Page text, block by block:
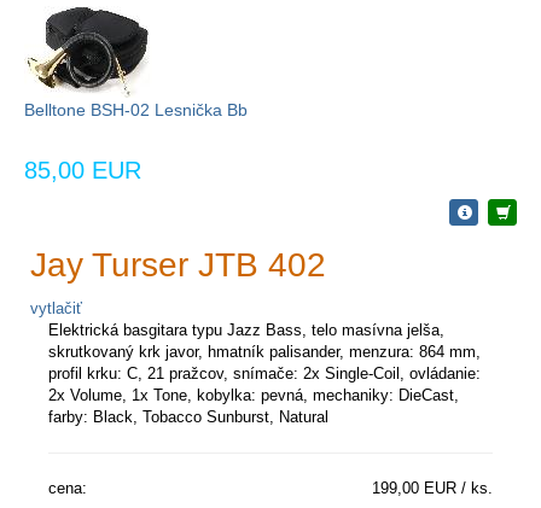
Belltone BSH-02 Lesnička Bb
85,00 EUR
Jay Turser JTB 402
vytlačiť
Elektrická basgitara typu Jazz Bass, telo masívna jelša,
skrutkovaný krk javor, hmatník palisander, menzura: 864 mm,
profil krku: C, 21 pražcov, snímače: 2x Single-Coil, ovládanie:
2x Volume, 1x Tone, kobylka: pevná, mechaniky: DieCast,
farby: Black, Tobacco Sunburst, Natural
cena:
199,00 EUR / ks.